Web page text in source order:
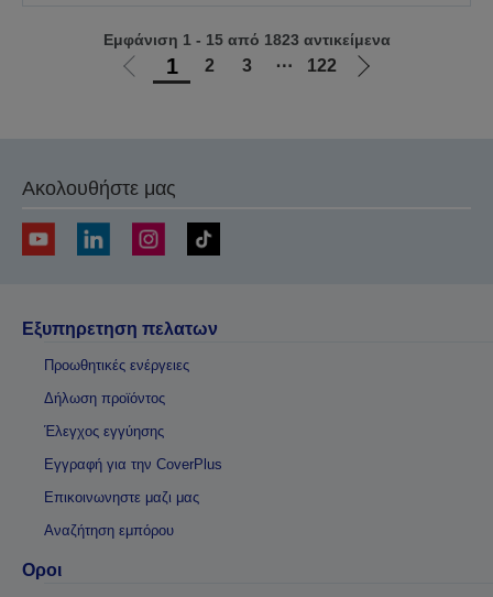
Μετάβαση
1 2 3 ⋯ 122
Μετάβαση
Εμφάνιση 1 - 15 από 1823 αντικείμενα
Ακολουθήστε μας
Εξυπηρετηση πελατων
Προωθητικές ενέργειες
Δήλωση προϊόντος
Έλεγχος εγγύησης
Εγγραφή για την CoverPlus
Επικοινωνηστε μαζι μας
Αναζήτηση εμπόρου
Οροι